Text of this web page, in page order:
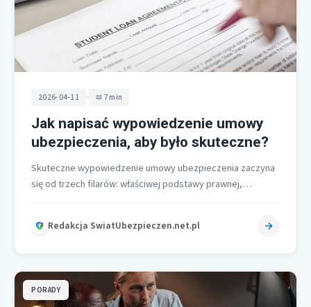
2026-04-11 • 7 min
Jak napisać wypowiedzenie umowy
ubezpieczenia, aby było skuteczne?
Skuteczne wypowiedzenie umowy ubezpieczenia zaczyna
się od trzech filarów: właściwej podstawy prawnej,
Redakcja SwiatUbezpieczen.net.pl
PORADY